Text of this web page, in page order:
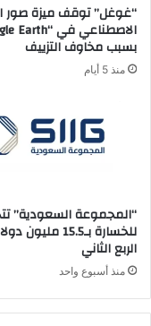
“غوغل” توقف ميزة صور
بسبب مخاوف التزييف
منذ 5 أيام
“المجموعة السعودية”
للخسارة بـ15.5
الربع الثاني
منذ أسبوع واحد